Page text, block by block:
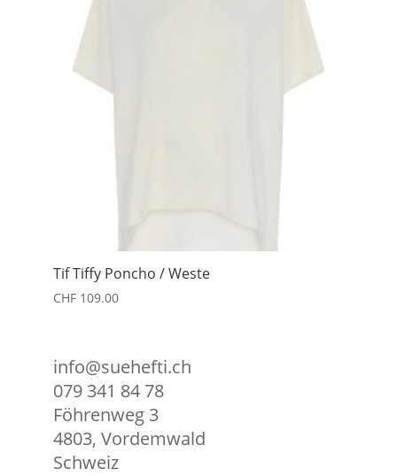
Tif Tiffy Poncho / Weste
CHF109.00
info@suehefti.ch
079 341 84 78
Föhrenweg 3
4803, Vordemwald
Schweiz